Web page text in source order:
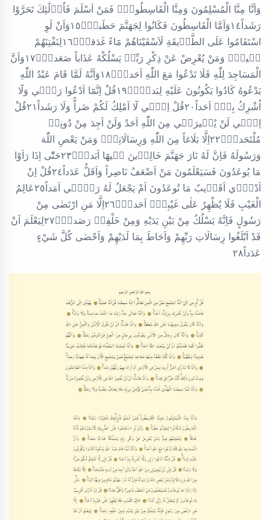
وَاَنَّا مِنَّا الْمُسْلِمُونَ وَمِنَّا الْقَاسِطُونَۜ فَمَنْ اَسْلَمَ فَاُو۬لٰٓئِكَ تَحَرَّوْا
رَشَداً١٤وَاَمَّا الْقَاسِطُونَ فَكَانُوا لِجَهَنَّمَ حَطَباًۙ١٥وَاَنْ لَوِ
اسْتَقَامُوا عَلَى الطَّر۪يقَةِ لَاَسْقَيْنَاهُمْ مَٓاءً غَدَقاًۙ١٦لِنَفْتِنَهُمْ
ف۪يهِۚ وَمَنْ يُعْرِضْ عَنْ ذِكْرِ رَبِّه۪ يَسْلُكْهُ عَذَاباً صَعَداًۙ١٧وَاَنَّ
الْمَسَاجِدَ لِلّٰهِ فَلَا تَدْعُوا مَعَ اللّٰهِ اَحَداًۙ١٨وَاَنَّهُ لَمَّا قَامَ عَبْدُ اللّٰهِ
يَدْعُوهُ كَادُوا يَكُونُونَ عَلَيْهِ لِبَداًۜ۟١٩قُلْ اِنَّمَٓا اَدْعُوا رَبّ۪ي وَلَٓا
اُشْرِكُ بِه۪ٓ اَحَداً٢٠قُلْ اِنّ۪ي لَٓا اَمْلِكُ لَكُمْ ضَراًّ وَلَا رَشَداً٢١قُلْ
اِنّ۪ي لَنْ يُج۪يرَن۪ي مِنَ اللّٰهِ اَحَدٌ وَلَنْ اَجِدَ مِنْ دُونِه۪
مُلْتَحَداًۙ٢٢اِلَّا بَلَاغاً مِنَ اللّٰهِ وَرِسَالَاتِه۪ۜ وَمَنْ يَعْصِ اللّٰهَ
وَرَسُولَهُ فَاِنَّ لَهُ نَارَ جَهَنَّمَ خَالِد۪ينَ ف۪يهَٓا اَبَداًۜ٢٣حَتّٰٓى اِذَا رَاَوْا
مَا يُوعَدُونَ فَسَيَعْلَمُونَ مَنْ اَضْعَفُ نَاصِراً وَاَقَلُّ عَدَداً٢٤قُلْ اِنْ
اَدْر۪ٓي اَقَر۪يبٌ مَا تُوعَدُونَ اَمْ يَجْعَلُ لَهُ رَبّ۪ٓي اَمَداً٢٥عَالِمُ
الْغَيْبِ فَلَا يُظْهِرُ عَلٰى غَيْبِه۪ٓ اَحَداًۙ٢٦اِلَّا مَنِ ارْتَضٰى مِنْ
رَسُولٍ فَاِنَّهُ يَسْلُكُ مِنْ بَيْنِ يَدَيْهِ وَمِنْ خَلْفِه۪ رَصَداًۙ٢٧لِيَعْلَمَ اَنْ
قَدْ اَبْلَغُوا رِسَالَاتِ رَبِّهِمْ وَاَحَاطَ بِمَا لَدَيْهِمْ وَاَحْصٰى كُلَّ شَيْءٍ
عَدَداً٢٨